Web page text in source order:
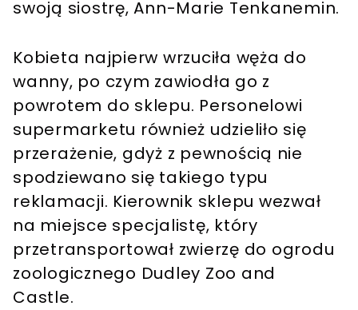
swoją siostrę, Ann-Marie Tenkanemin.
Kobieta najpierw wrzuciła węża do
wanny, po czym zawiodła go z
powrotem do sklepu. Personelowi
supermarketu również udzieliło się
przerażenie, gdyż z pewnością nie
spodziewano się takiego typu
reklamacji. Kierownik sklepu wezwał
na miejsce specjalistę, który
przetransportował zwierzę do ogrodu
zoologicznego Dudley Zoo and
Castle.